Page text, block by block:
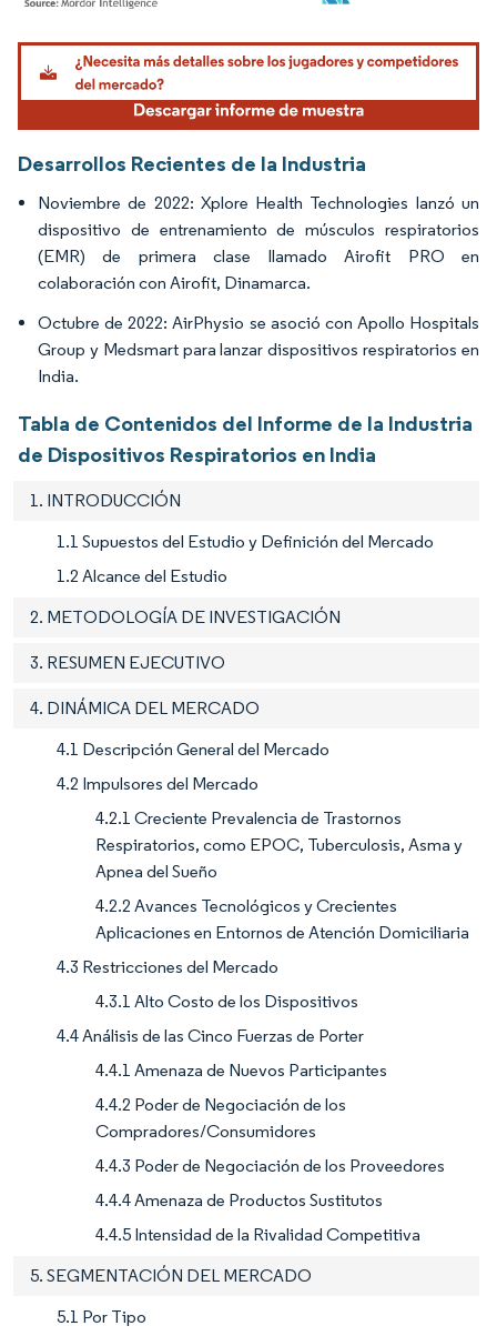
Imagen © Mordor Intelligence. El uso requiere atribución según CC BY 4.0.
Desarrollos Recientes de la Industria
Noviembre de 2022: Xplore Health Technologies lanzó un
dispositivo de entrenamiento de músculos respiratorios
(EMR) de primera clase llamado Airofit PRO en
colaboración con Airofit, Dinamarca.
Octubre de 2022: AirPhysio se asoció con Apollo Hospitals
Group y Medsmart para lanzar dispositivos respiratorios en
India.
Tabla de Contenidos del Informe de la Industria
de Dispositivos Respiratorios en India
1. INTRODUCCIÓN
1.1 Supuestos del Estudio y Definición del Mercado
1.2 Alcance del Estudio
2. METODOLOGÍA DE INVESTIGACIÓN
3. RESUMEN EJECUTIVO
4. DINÁMICA DEL MERCADO
4.1 Descripción General del Mercado
4.2 Impulsores del Mercado
4.2.1 Creciente Prevalencia de Trastornos
Respiratorios, como EPOC, Tuberculosis, Asma y
Apnea del Sueño
4.2.2 Avances Tecnológicos y Crecientes
Aplicaciones en Entornos de Atención Domiciliaria
4.3 Restricciones del Mercado
4.3.1 Alto Costo de los Dispositivos
4.4 Análisis de las Cinco Fuerzas de Porter
4.4.1 Amenaza de Nuevos Participantes
4.4.2 Poder de Negociación de los
Compradores/Consumidores
4.4.3 Poder de Negociación de los Proveedores
4.4.4 Amenaza de Productos Sustitutos
4.4.5 Intensidad de la Rivalidad Competitiva
5. SEGMENTACIÓN DEL MERCADO
5.1 Por Tipo